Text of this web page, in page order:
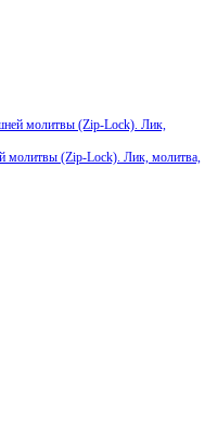
молитвы (Zip-Lock). Лик, молитва,